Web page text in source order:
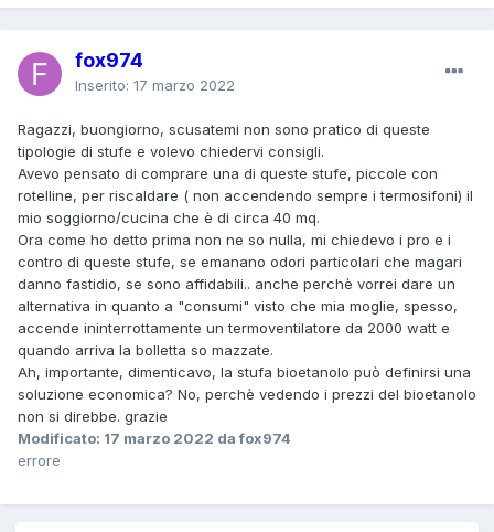
fox974
Inserito: 17 marzo 2022
Ragazzi, buongiorno, scusatemi non sono pratico di queste
tipologie di stufe e volevo chiedervi consigli.
Avevo pensato di comprare una di queste stufe, piccole con
rotelline, per riscaldare ( non accendendo sempre i termosifoni) il
mio soggiorno/cucina che è di circa 40 mq.
Ora come ho detto prima non ne so nulla, mi chiedevo i pro e i
contro di queste stufe, se emanano odori particolari che magari
danno fastidio, se sono affidabili.. anche perchè vorrei dare un
alternativa in quanto a "consumi" visto che mia moglie, spesso,
accende ininterrottamente un termoventilatore da 2000 watt e
quando arriva la bolletta so mazzate.
Ah, importante, dimenticavo, la stufa bioetanolo può definirsi una
soluzione economica? No, perchè vedendo i prezzi del bioetanolo
non si direbbe. grazie
Modificato: 17 marzo 2022 da fox974
errore